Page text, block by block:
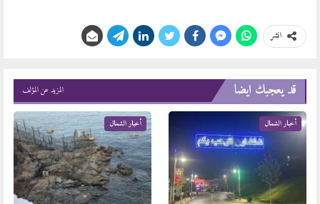
انشر
قد يعجبك ايضا المزيد عن المؤلف
أخبار الشمال أخبار الشمال